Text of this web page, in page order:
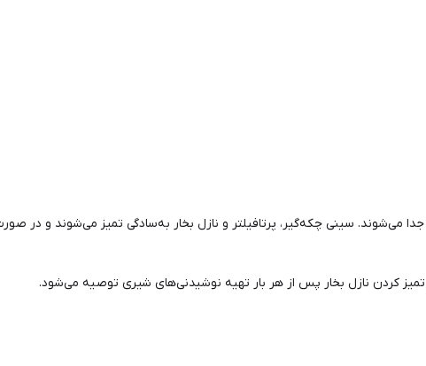
می‌شوند. سینی چکه‌گیر، پرتافیلتر و نازل بخار به‌سادگی تمیز می‌شوند و در
کردن نازل بخار پس از هر بار تهیه نوشیدنی‌های شیری توصیه می‌شود.